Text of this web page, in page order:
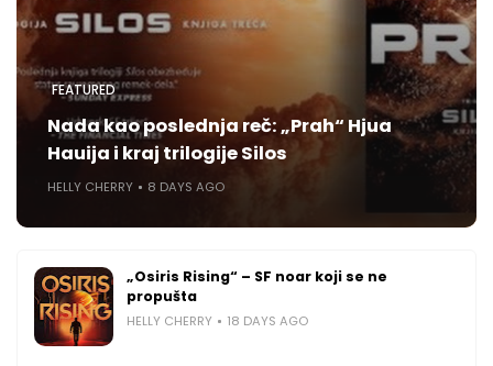
FEATURED
Nada kao poslednja reč: „Prah“ Hjua
Hauija i kraj trilogije Silos
HELLY CHERRY 8 DAYS AGO
„Osiris Rising“ – SF noar koji se ne
propušta
HELLY CHERRY 18 DAYS AGO